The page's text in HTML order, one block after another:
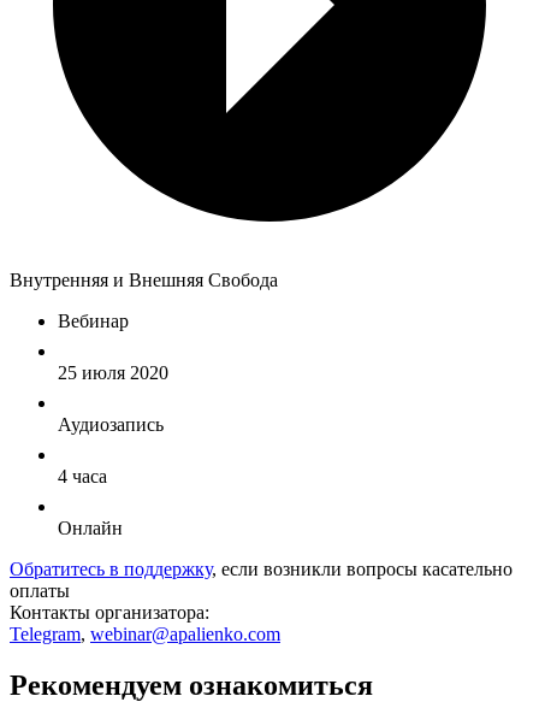
Внутренняя и Внешняя Свобода
Вебинар
25 июля 2020
Аудиозапись
4 часа
Онлайн
Обратитесь в поддержку, если возникли вопросы касательно
оплаты
Контакты организатора:
Telegram, webinar@apalienko.com
Рекомендуем ознакомиться